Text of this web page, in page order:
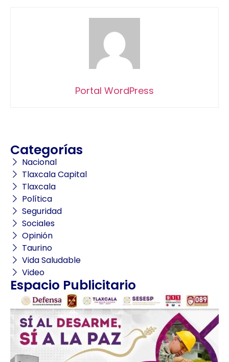
Portal WordPress
Categorías
Nacional
Tlaxcala Capital
Tlaxcala
Política
Seguridad
Sociales
Opinión
Taurino
Vida Saludable
Video
Espacio Publicitario